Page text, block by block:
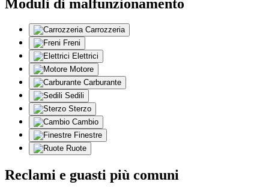
Moduli di malfunzionamento
Carrozzeria
Freni
Elettrici
Motore
Carburante
Sedili
Sterzo
Cambio
Finestre
Ruote
Reclami e guasti più comuni